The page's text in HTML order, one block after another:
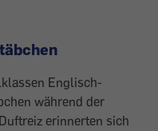
Englisch-
während der
erinnerten sich